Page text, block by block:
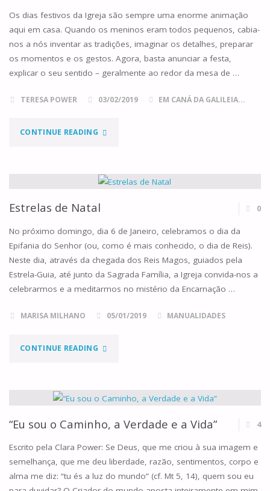
FOGO
NA
ALDEIA"
Os dias festivos da Igreja são sempre uma enorme animação
aqui em casa. Quando os meninos eram todos pequenos, cabia-
nos a nós inventar as tradições, imaginar os detalhes, preparar
os momentos e os gestos. Agora, basta anunciar a festa,
explicar o seu sentido – geralmente ao redor da mesa de …
TERESA POWER 03/02/2019 EM CANÁ DA GALILEIA...
CONTINUE READING"APRESENTAÇÃO
SENHOR"
Estrelas de Natal 0
No próximo domingo, dia 6 de Janeiro, celebramos o dia da
Epifania do Senhor (ou, como é mais conhecido, o dia de Reis).
Neste dia, através da chegada dos Reis Magos, guiados pela
Estrela-Guia, até junto da Sagrada Família, a Igreja convida-nos a
celebrarmos e a meditarmos no mistério da Encarnação …
MARISA MILHANO 05/01/2019 MANUALIDADES
CONTINUE READING"ESTRELAS
NATAL"
“Eu sou o Caminho, a Verdade e a Vida” 4
Escrito pela Clara Power: Se Deus, que me criou à sua imagem e
semelhança, que me deu liberdade, razão, sentimentos, corpo e
alma me diz: “tu és a luz do mundo” (cf. Mt 5, 14), quem sou eu